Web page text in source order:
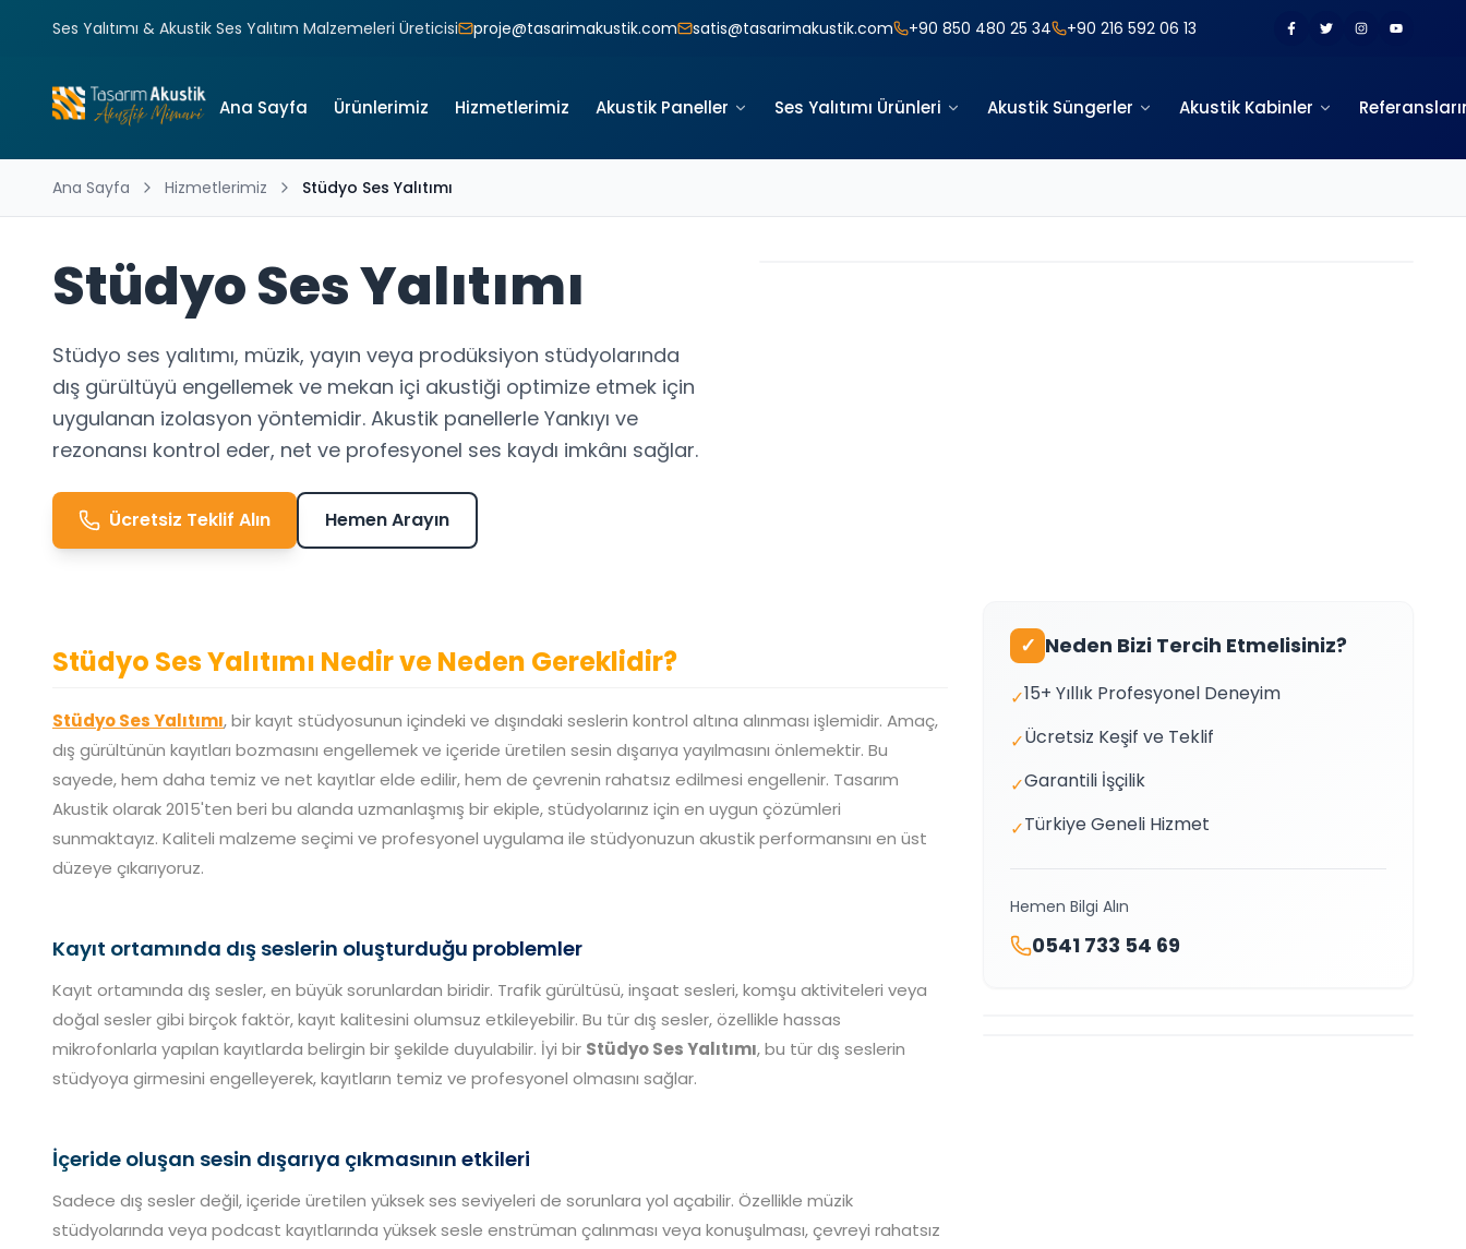
Ses Yalıtımı & Akustik Ses Yalıtım Malzemeleri Üreticisi proje@tasarimakustik.com satis@tasarimakustik.com +90 850 480 25 34 +90 216 592 06 13
Ana Sayfa Ürünlerimiz Hizmetlerimiz Akustik Paneller Ses Yalıtımı Ürünleri Akustik Süngerler Akustik Kabinler
Ana Sayfa Hizmetlerimiz Stüdyo Ses Yalıtımı
Stüdyo Ses Yalıtımı
Stüdyo ses yalıtımı, müzik, yayın veya prodüksiyon stüdyolarında
dış gürültüyü engellemek ve mekan içi akustiği optimize etmek için
uygulanan izolasyon yöntemidir. Akustik panellerle Yankıyı ve
rezonansı kontrol eder, net ve profesyonel ses kaydı imkânı sağlar.
Ücretsiz Teklif Alın Hemen Arayın
Stüdyo Ses Yalıtımı Nedir ve Neden Gereklidir?
Stüdyo Ses Yalıtımı, bir kayıt stüdyosunun içindeki ve dışındaki seslerin kontrol altına alınması işlemidir. Amaç,
dış gürültünün kayıtları bozmasını engellemek ve içeride üretilen sesin dışarıya yayılmasını önlemektir. Bu
sayede, hem daha temiz ve net kayıtlar elde edilir, hem de çevrenin rahatsız edilmesi engellenir. Tasarım
Akustik olarak 2015'ten beri bu alanda uzmanlaşmış bir ekiple, stüdyolarınız için en uygun çözümleri
sunmaktayız. Kaliteli malzeme seçimi ve profesyonel uygulama ile stüdyonuzun akustik performansını en üst
düzeye çıkarıyoruz.
Kayıt ortamında dış seslerin oluşturduğu problemler
Kayıt ortamında dış sesler, en büyük sorunlardan biridir. Trafik gürültüsü, inşaat sesleri, komşu aktiviteleri veya
doğal sesler gibi birçok faktör, kayıt kalitesini olumsuz etkileyebilir. Bu tür dış sesler, özellikle hassas
mikrofonlarla yapılan kayıtlarda belirgin bir şekilde duyulabilir. İyi bir Stüdyo Ses Yalıtımı, bu tür dış seslerin
stüdyoya girmesini engelleyerek, kayıtların temiz ve profesyonel olmasını sağlar.
İçeride oluşan sesin dışarıya çıkmasının etkileri
Sadece dış sesler değil, içeride üretilen yüksek ses seviyeleri de sorunlara yol açabilir. Özellikle müzik
stüdyolarında veya podcast kayıtlarında yüksek sesle enstrüman çalınması veya konuşulması, çevreyi rahatsız
✓ Neden Bizi Tercih Etmelisiniz?
✓15+ Yıllık Profesyonel Deneyim
✓Ücretsiz Keşif ve Teklif
✓Garantili İşçilik
✓Türkiye Geneli Hizmet
Hemen Bilgi Alın
0541 733 54 69